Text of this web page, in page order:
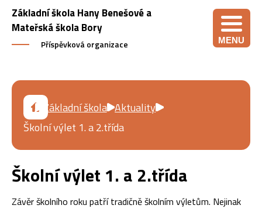
Základní škola Hany Benešové a
Mateřská škola Bory
Příspěvková organizace MENU
Základní škola Aktuality
Školní výlet 1. a 2.třída
Školní výlet 1. a 2.třída
Závěr školního roku patří tradičně školním výletům. Nejinak